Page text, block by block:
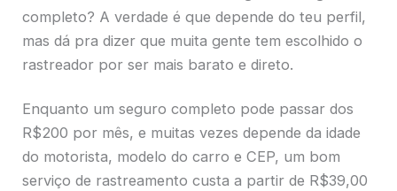
completo? A verdade é que depende do teu perfil,
mas dá pra dizer que muita gente tem escolhido o
rastreador por ser mais barato e direto.
Enquanto um seguro completo pode passar dos
R$200 por mês, e muitas vezes depende da idade
do motorista, modelo do carro e CEP, um bom
serviço de rastreamento custa a partir de R$39,00